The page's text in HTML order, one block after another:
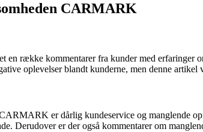
CARMARK
række kommentarer fra kunder med erfaringer
oplevelser blandt kunderne, men denne
er dårlig kundeservice og manglende
Derudover er der også kommentarer om